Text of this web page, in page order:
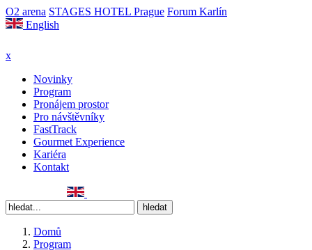
O2 arena STAGES HOTEL Prague Forum Karlín
English
x
Novinky
Program
Pronájem prostor
Pro návštěvníky
FastTrack
Gourmet Experience
Kariéra
Kontakt
Domů
Program